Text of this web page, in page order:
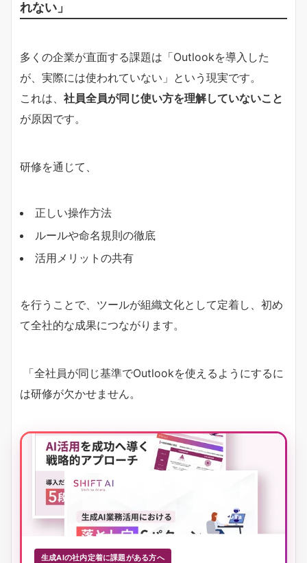
れない」
多くの企業が直面する課題は「Outlookを導入した
が、実際には使われていない」という現実です。
これは、 社員全員が同じ使い方を理解していないこと
が原因です。
研修を通じて、
正しい操作方法
ルールや命名規則の徹底
活用メリットの共有
を行うことで、ツールが組織文化として定着し、初め
て全社的な成果につながります。
「全社員が同じ基準でOutlookを使えるようにするに
は研修が欠かせません。
生成AIの社内定着に課題がある方へ